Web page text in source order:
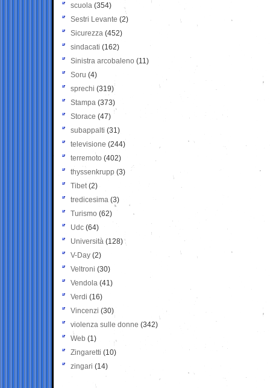
scuola (354)
Sestri Levante (2)
Sicurezza (452)
sindacati (162)
Sinistra arcobaleno (11)
Soru (4)
sprechi (319)
Stampa (373)
Storace (47)
subappalti (31)
televisione(244)
terremoto (402)
thyssenkrupp (3)
Tibet(2)
tredicesima (3)
Turismo (62)
Udc (64)
Università (128)
V-Day (2)
Veltroni (30)
Vendola (41)
Verdi (16)
Vincenzi (30)
violenza sulle donne (342)
Web (1)
Zingaretti (10)
zingari (14)